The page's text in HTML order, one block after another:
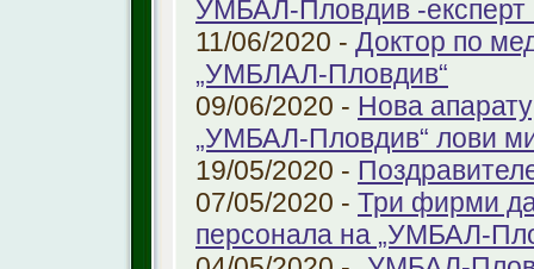
УМБАЛ-Пловдив -експерт
11/06/2020 - Доктор по
„УМБЛАЛ-Пловдив“
09/06/2020 - Нова
„УМБАЛ-Пловдив“ лови
19/05/2020 -
07/05/2020 - Три фирми
персонала на „УМБАЛ-